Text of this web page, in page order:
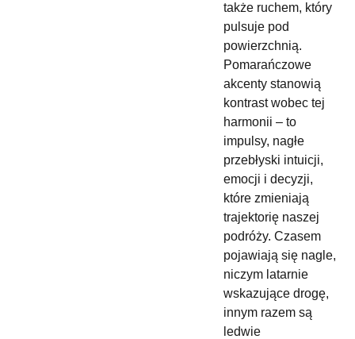
także ruchem, który
pulsuje pod
powierzchnią.
Pomarańczowe
akcenty stanowią
kontrast wobec tej
harmonii – to
impulsy, nagłe
przebłyski intuicji,
emocji i decyzji,
które zmieniają
trajektorię naszej
podróży. Czasem
pojawiają się nagle,
niczym latarnie
wskazujące drogę,
innym razem są
ledwie